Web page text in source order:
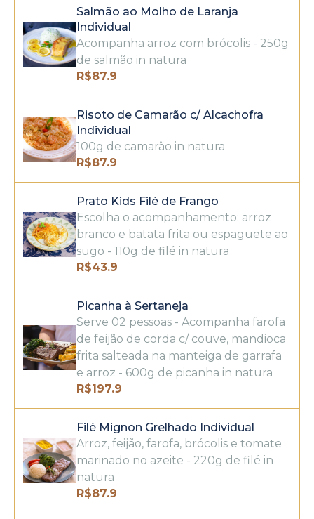
Salmão ao Molho de Laranja
Individual
Acompanha arroz com brócolis - 250g
de salmão in natura
R$87.9
Risoto de Camarão c/ Alcachofra
Individual
100g de camarão in natura
R$87.9
Prato Kids Filé de Frango
Escolha o acompanhamento: arroz
branco e batata frita ou espaguete ao
sugo - 110g de filé in natura
R$43.9
Picanha à Sertaneja
Serve 02 pessoas - Acompanha farofa
de feijão de corda c/ couve, mandioca
frita salteada na manteiga de garrafa
e arroz - 600g de picanha in natura
R$197.9
Filé Mignon Grelhado Individual
Arroz, feijão, farofa, brócolis e tomate
marinado no azeite - 220g de filé in
natura
R$87.9